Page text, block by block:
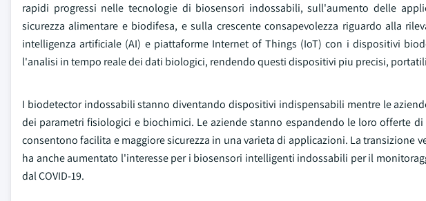
rapidi progressi nelle tecnologie di biosensori indossabili, sull'aumento delle
sicurezza alimentare e biodifesa, e sulla crescente consapevolezza riguardo alla
intelligenza artificiale (AI) e piattaforme Internet of Things (IoT) con i dispositivi
l'analisi in tempo reale dei dati biologici, rendendo questi dispositivi piu precisi,
I biodetector indossabili stanno diventando dispositivi indispensabili mentre le
dei parametri fisiologici e biochimici. Le aziende stanno espandendo le loro offerte
consentono facilita e maggiore sicurezza in una varieta di applicazioni. La transizione
ha anche aumentato l'interesse per i biosensori intelligenti indossabili per il
dal COVID-19.